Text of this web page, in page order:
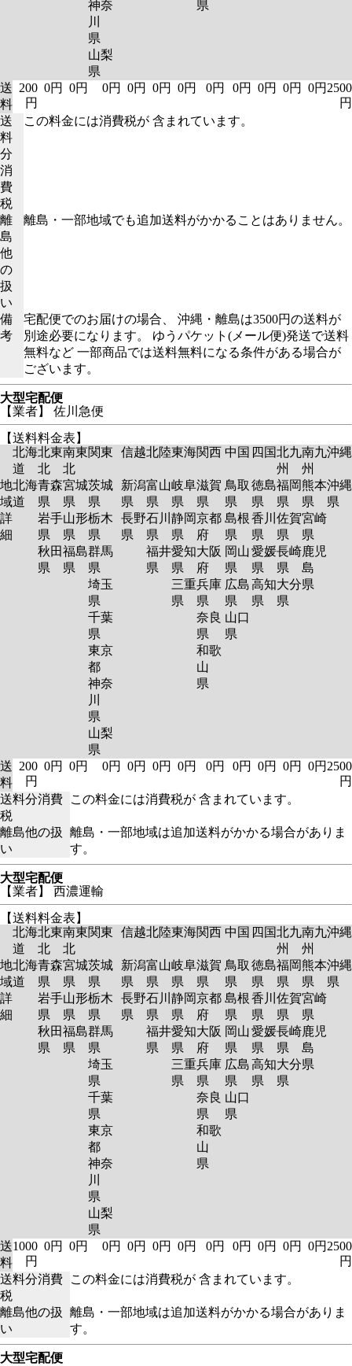
神奈
川
県
山梨
県
県
送
料
200
円
0円 0円 0円 0円 0円 0円 0円 0円 0円 0円 0円 2500
円
送
料
分
消
費
税
この料金には消費税が 含まれています。
離
島
他
の
扱
い
離島・一部地域でも追加送料がかかることはありません。
備
考
宅配便でのお届けの場合、 沖縄・離島は3500円の送料が
別途必要になります。 ゆうパケット(メール便)発送で送料
無料など 一部商品では送料無料になる条件がある場合が
ございます。
大型宅配便
【業者】 佐川急便
【送料料金表】
北海
道
北東
北
南東
北
関東 信越北陸東海関西 中国 四国北九
州
南九
州
沖縄
地
域
詳
細
北海
道
青森
県
岩手
県
秋田
県
宮城
県
山形
県
福島
県
茨城
県
栃木
県
群馬
県
埼玉
県
千葉
県
東京
都
神奈
川
県
山梨
県
新潟
県
長野
県
富山
県
石川
県
福井
県
岐阜
県
静岡
県
愛知
県
三重
県
滋賀
県
京都
府
大阪
府
兵庫
県
奈良
県
和歌
山
県
鳥取
県
島根
県
岡山
県
広島
県
山口
県
徳島
県
香川
県
愛媛
県
高知
県
福岡
県
佐賀
県
長崎
県
大分
県
熊本
県
宮崎
県
鹿児
島
県
沖縄
県
送
料
200
円
0円 0円 0円 0円 0円 0円 0円 0円 0円 0円 0円 2500
円
送料分消費
税
この料金には消費税が 含まれています。
離島他の扱
い
離島・一部地域は追加送料がかかる場合がありま
す。
大型宅配便
【業者】 西濃運輸
【送料料金表】
北海
道
北東
北
南東
北
関東 信越北陸東海関西 中国 四国北九
州
南九
州
沖縄
地
域
詳
細
北海
道
青森
県
岩手
県
秋田
県
宮城
県
山形
県
福島
県
茨城
県
栃木
県
群馬
県
埼玉
県
千葉
県
東京
都
神奈
川
県
山梨
県
新潟
県
長野
県
富山
県
石川
県
福井
県
岐阜
県
静岡
県
愛知
県
三重
県
滋賀
県
京都
府
大阪
府
兵庫
県
奈良
県
和歌
山
県
鳥取
県
島根
県
岡山
県
広島
県
山口
県
徳島
県
香川
県
愛媛
県
高知
県
福岡
県
佐賀
県
長崎
県
大分
県
熊本
県
宮崎
県
鹿児
島
県
沖縄
県
送
料
1000
円
0円 0円 0円 0円 0円 0円 0円 0円 0円 0円 0円 2500
円
送料分消費
税
この料金には消費税が 含まれています。
離島他の扱
い
離島・一部地域は追加送料がかかる場合がありま
す。
大型宅配便